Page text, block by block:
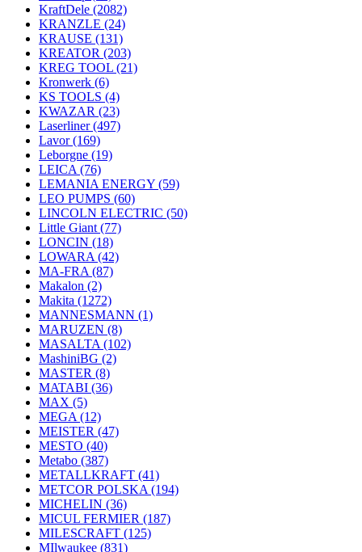
KraftDele (2082)
KRANZLE (24)
KRAUSE (131)
KREATOR (203)
KREG TOOL (21)
Kronwerk (6)
KS TOOLS (4)
KWAZAR (23)
Laserliner(497)
Lavor(169)
Leborgne (19)
LEICA (76)
LEMANIA ENERGY (59)
LEO PUMPS (60)
LINCOLN ELECTRIC (50)
Little Giant (77)
LONCIN (18)
LOWARA (42)
MA-FRA (87)
Makalon (2)
Makita (1272)
MANNESMANN (1)
MARUZEN (8)
MASALTA (102)
MashiniBG (2)
MASTER (8)
MATABI (36)
MAX (5)
MEGA (12)
MEISTER (47)
MESTO (40)
Metabo (387)
METALLKRAFT (41)
METCOR POLSKA (194)
MICHELIN (36)
MICUL FERMIER (187)
MILESCRAFT (125)
MIlwaukee (831)